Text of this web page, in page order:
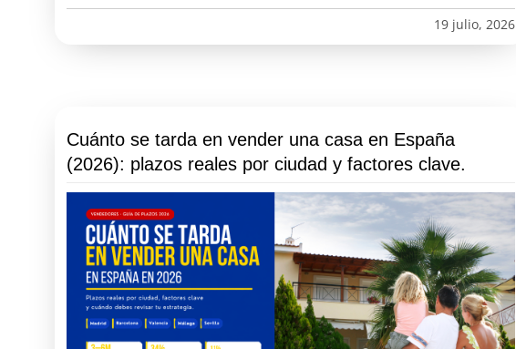
19 julio, 2026
Cuánto se tarda en vender una casa en España
(2026): plazos reales por ciudad y factores clave.